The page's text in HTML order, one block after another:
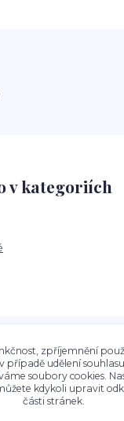
v kategoriích
stránkách Talocan.cz
chráněny
písemného
zpříjemnění
případě udělení
soubory cookies.
kdykoli upravit
části stránek.